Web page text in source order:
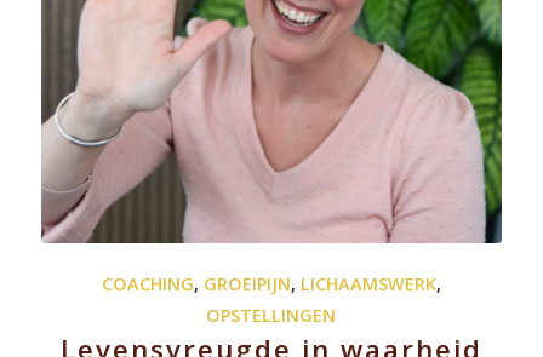
COACHING, GROEIPIJN, LICHAAMSWERK,
OPSTELLINGEN
Levensvreugde in waarheid